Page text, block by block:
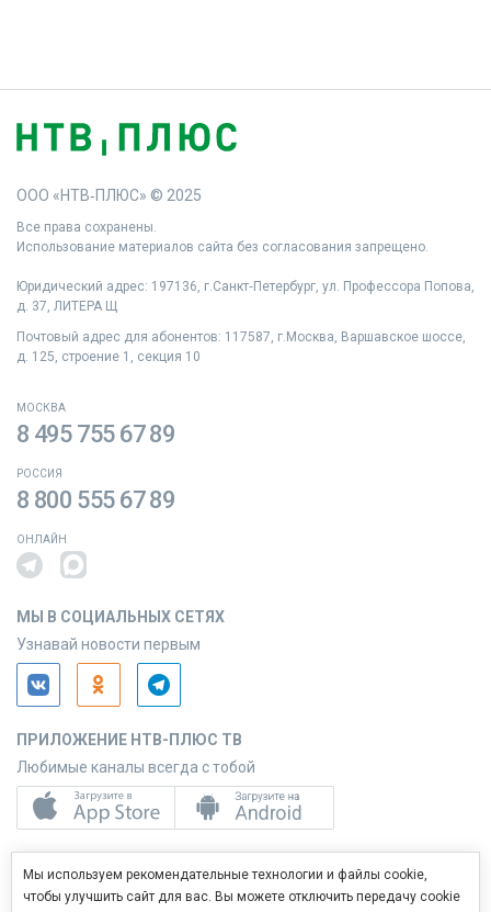
ООО «НТВ‑ПЛЮС» © 2025
Все права сохранены.
Использование материалов сайта без согласования запрещено.
Юридический адрес: 197136, г.Санкт‑Петербург, ул. Профессора Попова,
д. 37, ЛИТЕРА Щ
Почтовый адрес для абонентов: 117587, г.Москва, Варшавское шоссе,
д. 125, строение 1, секция 10
МОСКВА
8 495 755 67 89
РОССИЯ
8 800 555 67 89
ОНЛАЙН
МЫ В СОЦИАЛЬНЫХ СЕТЯХ
Узнавай новости первым
ПРИЛОЖЕНИЕ НТВ-ПЛЮС ТВ
Любимые каналы всегда с тобой
Управляй услугами с телефона
Мы используем рекомендательные технологии и файлы cookie,
чтобы улучшить сайт для вас. Вы можете отключить передачу cookie